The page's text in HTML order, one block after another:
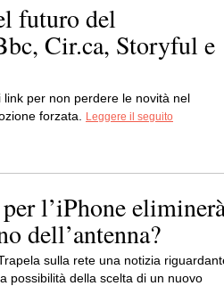
futuro del
Cir.ca, Storyful e
per non per­dere le novità nel
for­zata.
Leggere il seguito
l’iPhone
dell’antenna?
sulla rete una notizia
possibilità della scelta di un nuovo